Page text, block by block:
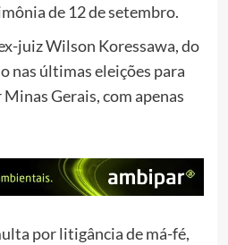
de 12 de setembro.
juiz Wilson Koressawa, do
nas últimas eleições para
Gerais, com apenas
por litigância de má-fé,